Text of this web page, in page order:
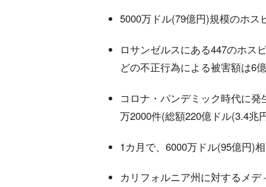
5000万ドル(79億円)規模のホ
ロサンゼルスにある447のホス
どの不正行為による被害額は6
コロナ・パンデミック時代に
万2000件(総額220億ドル(3.4兆
1カ月で、6000万ドル(95億円)
カリフォルニア州に対するメ